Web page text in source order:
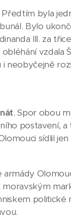
Předtím byla
Bylo
III. za
vzdala
neobyčejně
. Spor obou
postavení,
sídlil
politické